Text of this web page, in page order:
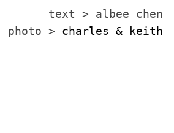
text > albee chen
photo > charles & keith